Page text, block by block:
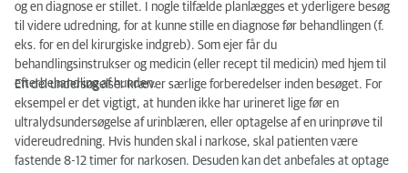
og en diagnose er stillet. I nogle tilfælde planlægges et yderligere besøg
til videre udredning, for at kunne stille en diagnose før behandlingen (f.
eks. for en del kirurgiske indgreb). Som ejer får du
behandlingsinstrukser og medicin (eller recept til medicin) med hjem til
efterbehandling af hunden.
En del undersøgelser kræver særlige forberedelser inden besøget. For
eksempel er det vigtigt, at hunden ikke har urineret lige før en
ultralydsundersøgelse af urinblæren, eller optagelse af en urinprøve til
videreudredning. Hvis hunden skal i narkose, skal patienten være
fastende 8-12 timer for narkosen. Desuden kan det anbefales at optage